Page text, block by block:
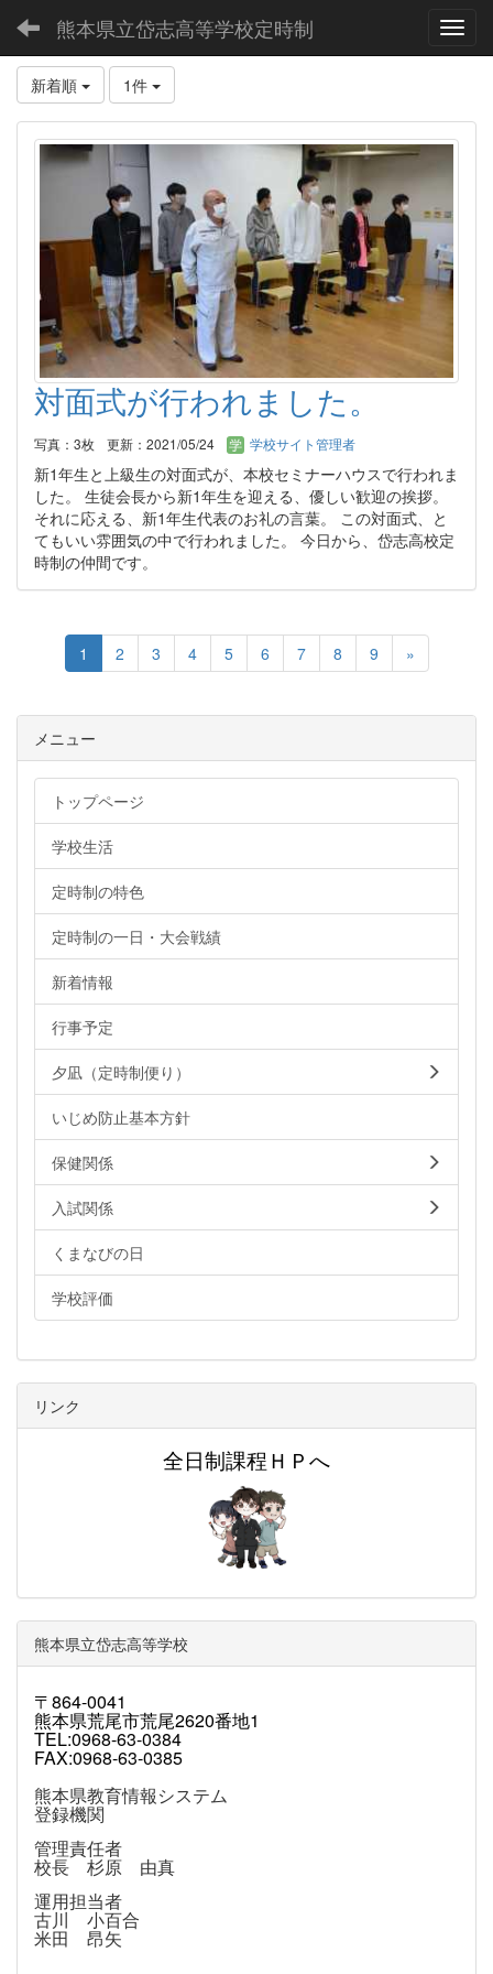
熊本県立岱志高等学校定時制
新着順 1件
対面式が行われました。
写真：3枚 更新：2021/05/24 学校サイト管理者
新1年生と上級生の対面式が、本校セミナーハウスで行われま
した。 生徒会長から新1年生を迎える、優しい歓迎の挨拶。
それに応える、新1年生代表のお礼の言葉。 この対面式、と
てもいい雰囲気の中で行われました。 今日から、岱志高校定
時制の仲間です。
1 2 3 4 5 6 7 8 9 »
メニュー
トップページ
学校生活
定時制の特色
定時制の一日・大会戦績
新着情報
行事予定
夕凪（定時制便り）
いじめ防止基本方針
保健関係
入試関係
くまなびの日
学校評価
リンク
全日制課程ＨＰへ
熊本県立岱志高等学校
〒864-0041
熊本県荒尾市荒尾2620番地1
TEL:0968-63-0384
FAX:0968-63-0385
熊本県教育情報システム
登録機関
管理責任者
校長 杉原 由真
運用担当者
古川 小百合
米田 昂矢